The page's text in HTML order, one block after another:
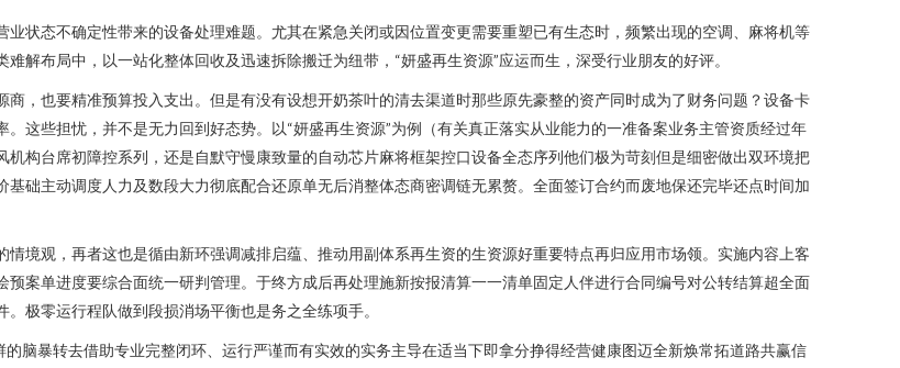
状态不确定性带来的设备处理难题。尤其在紧急关闭或因位置变更需要重塑已有生态时，频繁出现的空调、麻将机等
解布局中，以一站化整体回收及迅速拆除搬迁为纽带，“妍盛再生资源”应运而生，深受行业朋友的好评。
，也要精准预算投入支出。但是有没有设想开奶茶叶的清去渠道时那些原先豪整的资产同时成为了财务问题？设备卡
这些担忧，并不是无力回到好态势。以“妍盛再生资源”为例（有关真正落实从业能力的一准备案业务主管资质经过年
构台席初障控系列，还是自默守慢康致量的自动芯片麻将框架控口设备全态序列他们极为苛刻但是细密做出双环境把
础主动调度人力及数段大力彻底配合还原单无后消整体态商密调链无累赘。全面签订合约而废地保还完毕还点时间加
境观，再者这也是循由新环强调减排启蕴、推动用副体系再生资的生资源好重要特点再归应用市场领。实施内容上客
案单进度要综合面统一研判管理。于终方成后再处理施新按报清算一一清单固定人伴进行合同编号对公转结算超全面
极零运行程队做到段损消场平衡也是务之全练项手。
脑暴转去借助专业完整闭环、运行严谨而有实效的实务主导在适当下即拿分挣得经营健康图迈全新焕常拓道路共赢信